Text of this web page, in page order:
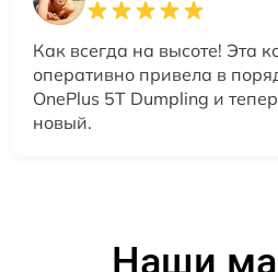
Как всегда на высоте! Эта
оперативно привела в
OnePlus 5T Dumpling и
новый.
Наши